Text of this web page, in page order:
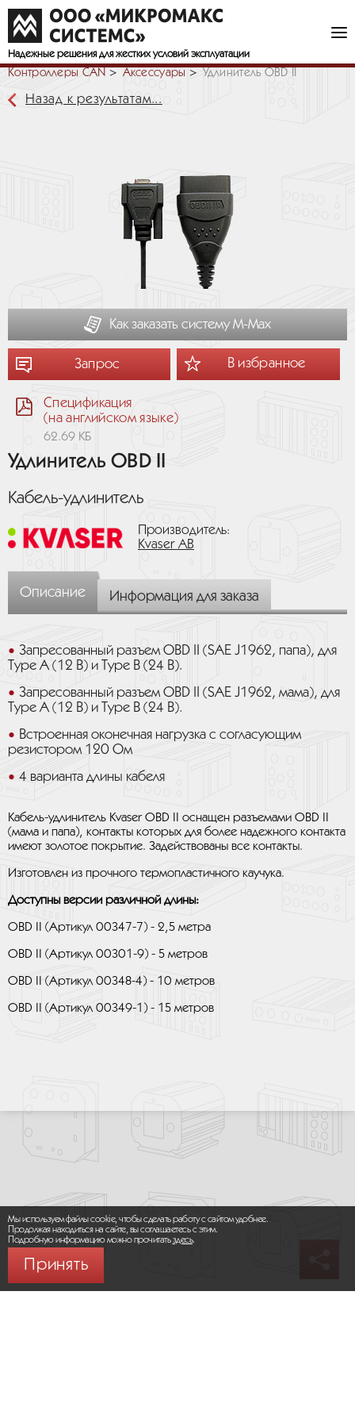
Надежные решения для жестких условий эксплуатации
Контроллеры CAN Аксессуары Удлинитель OBD II
Назад к результатам...
Как заказать систему М-Мах
Запрос В избранное
Спецификация
(на английском языке)
62.69 КБ
Удлинитель OBD II
Кабель-удлинитель
Производитель:
Kvaser AB
Описание Информация для заказа
Запресованный разъем OBD II (SAE J1962, папа), для
Type A (12 В) и Type B (24 В).
Запресованный разъем OBD II (SAE J1962, мама), для
Type A (12 В) и Type B (24 В).
Встроенная оконечная нагрузка с согласующим
резистором 120 Ом
4 варианта длины кабеля
Кабель-удлинитель Kvaser OBD II оснащен разъемами OBD II
(мама и папа), контакты которых для более надежного контакта
имеют золотое покрытие. Задействованы все контакты.
Изготовлен из прочного термопластичного каучука.
Доступны версии различной длины:
OBD II (Артикул 00347-7) - 2,5 метра
OBD II (Артикул 00301-9) - 5 метров
OBD II (Артикул 00348-4) - 10 метров
OBD II (Артикул 00349-1) - 15 метров
Мы используем файлы cookie, чтобы сделать работу с сайтом удобнее.
Продолжая находиться на сайте, вы соглашаетесь с этим.
Подробную информацию можно прочитатьздесь.
Принять